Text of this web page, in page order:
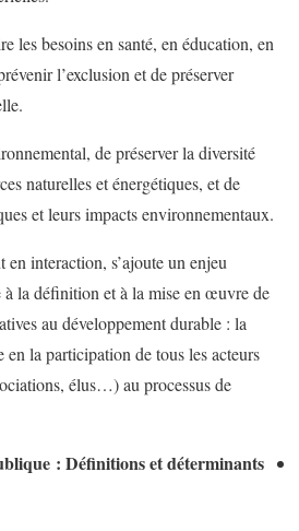
les besoins en santé, en éducation, en
l’exclusion et de préserver
de préserver la diversité
naturelles et énergétiques, et de
et leurs impacts environnementaux.
interaction, s’ajoute un enjeu
à la définition et à la mise en œuvre de
au développement durable : la
en la participation de tous les acteurs
élus…) au processus de
: Définitions et déterminants